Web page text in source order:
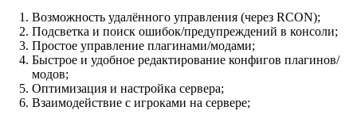
Возможность удалённого управления (через RCON);
Подсветка и поиск ошибок/предупреждений в консоли;
Простое управление плагинами/модами;
Быстрое и удобное редактирование конфигов плагинов/
модов;
Оптимизация и настройка сервера;
Взаимодействие с игроками на сервере;